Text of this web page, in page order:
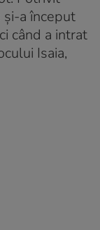
a început
când a intrat
Isaia,